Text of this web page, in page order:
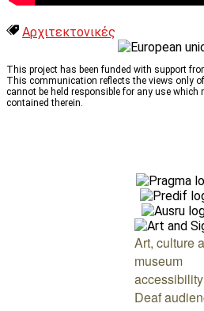
Αρχιτεκτονικές
This project has been funded with support
This communication reflects the views only
cannot be held responsible for any use
contained therein.
Art, culture
museum
Deaf